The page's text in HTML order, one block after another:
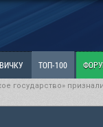
ТОП-100
Выскажись!
государство»